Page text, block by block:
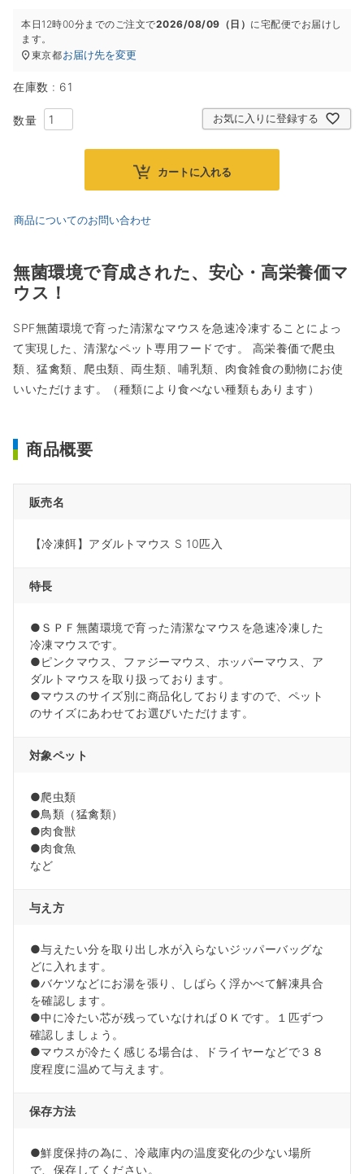
本日 12時00分までのご注文で2026/08/09（日） に宅配便でお届けし
ます。
東京都お届け先を変更
在庫数 61
お気に入りに登録する
カートに入れる
商品についてのお問い合わせ
無菌環境で育成された、安心・高栄養価マ
ウス！
SPF無菌環境で育った清潔なマウスを急速冷凍することによっ
て実現した、清潔なペット専用フードです。 高栄養価で爬虫
類、猛禽類、爬虫類、両生類、哺乳類、肉食雑食の動物にお使
いいただけます。（種類により食べない種類もあります）
商品概要
販売名
【冷凍餌】アダルトマウス S 10匹入
特長
●ＳＰＦ無菌環境で育った清潔なマウスを急速冷凍した
冷凍マウスです。
●ピンクマウス、ファジーマウス、ホッパーマウス、ア
ダルトマウスを取り扱っております。
●マウスのサイズ別に商品化しておりますので、ペット
のサイズにあわせてお選びいただけます。
対象ペット
●爬虫類
●鳥類（猛禽類）
●肉食獣
●肉食魚
など
与え方
●与えたい分を取り出し水が入らないジッパーバッグな
どに入れます。
●バケツなどにお湯を張り、しばらく浮かべて解凍具合
を確認します。
●中に冷たい芯が残っていなければＯＫです。１匹ずつ
確認しましょう。
●マウスが冷たく感じる場合は、ドライヤーなどで３８
度程度に温めて与えます。
保存方法
●鮮度保持の為に、冷蔵庫内の温度変化の少ない場所
で、保存してください。